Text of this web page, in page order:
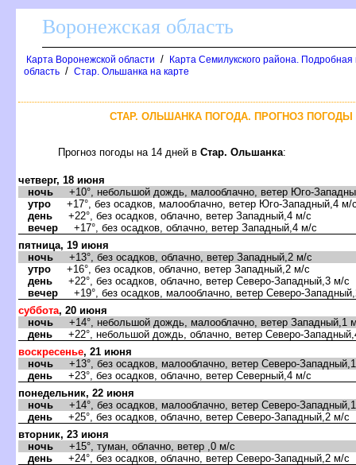
оронежская область
Карта Воронежской области /
Карта Семилукского района.
область / Стар. Ольшанка на карте
СТАР. ОЛЬШАНКА ПОГОДА. ПРОГНОЗ
Прогноз погоды на 14 дней Стар. Ольшанка:
четверг, 18 июня
ночь +10°, небольшой дождь, малооблачно, ветер Юго-
утро +17°, без осадков, малооблачно, ветер Юго-Западный,4 м/
день +22°, без осадков, облачно, ветер Западный,4 м/с
ечер +17°, без осадков, облачно, ветер Западный,4 м/с
пятница, 19 июня
ночь +13°, без осадков, облачно, ветер Западный,2 м/с
утро +16°, без осадков, облачно, ветер Западный,2 м/с
день +22°, без осадков, облачно, ветер Северо-Западный,3 м/с
ечер +19°, без осадков, малооблачно, ветер Северо-
суббота, 20 июня
ночь +14°, небольшой дождь, малооблачно, ветер Западный,1
день +22°, небольшой дождь, облачно, ветер Северо-
оскресенье, 21 июня
ночь +13°, без осадков, малооблачно, ветер Северо-
день +23°, без осадков, облачно, ветер Северный,4 м/с
понедельник, 22 июня
ночь +14°, без осадков, малооблачно, ветер Северо-
день +25°, без осадков, облачно, ветер Северо-Западный,2 м/с
торник, 23 июня
ночь +15°, туман, облачно, ветер ,0 м/с
день +24°, без осадков, облачно, ветер Северо-Западный,2 м/с